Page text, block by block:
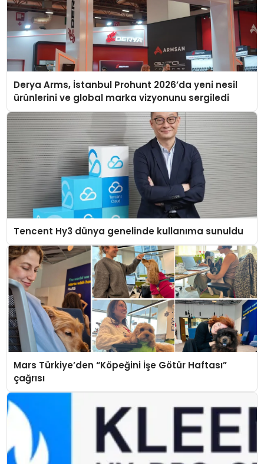
Derya Arms, İstanbul Prohunt 2026’da yeni nesil
ürünlerini ve global marka vizyonunu sergiledi
Tencent Hy3 dünya genelinde kullanıma sunuldu
Mars Türkiye’den “Köpeğini İşe Götür Haftası”
çağrısı